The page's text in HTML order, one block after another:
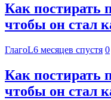
Как постирать
чтобы он стал
ГлагоL6 месяцев спустя 0
Как постирать
чтобы он стал